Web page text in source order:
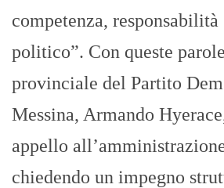
competenza, responsabilità
politico”. Con queste
provinciale del Partito
Messina, Armando
appello
chiedendo un impegno